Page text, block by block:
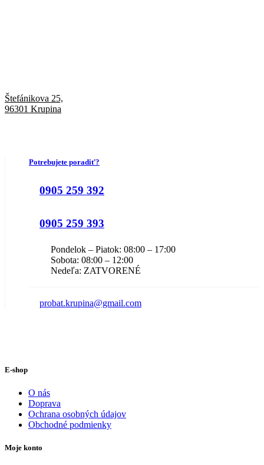
Štefánikova 25,
96301 Krupina
Potrebujete poradiť?
0905 259 392
0905 259 393
Pondelok – Piatok: 08:00 – 17:00
Sobota: 08:00 – 12:00
Nedeľa: ZATVORENÉ
probat.krupina@gmail.com
E-shop
O nás
Doprava
Ochrana osobných údajov
Obchodné podmienky
Moje konto